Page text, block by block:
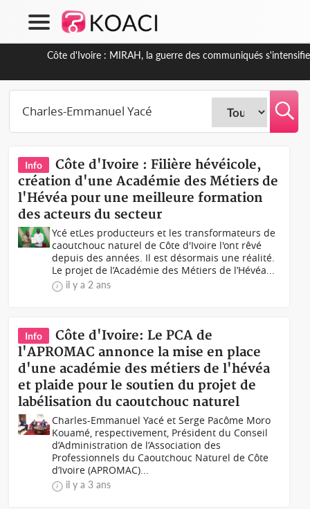
Côte d'Ivoire : MIRAH, la guerre des communiqués
Info
Côte d'Ivoire : Filière hévéicole,
création d'une Académie des Métiers de
l'Hévéa pour une meilleure formation
des acteurs du secteur
Ycé etLes producteurs et les transformateurs de
caoutchouc naturel de Côte d'Ivoire l'ont rêvé
depuis des années. Il est désormais une réalité.
Le projet de l’Académie des Métiers de l’Hévéa...
il y a 2 ans
Info
Côte d'Ivoire: Le PCA de
l'APROMAC annonce la mise en place
d'une académie des métiers de l'hévéa
et plaide pour le soutien du projet de
labélisation du caoutchouc naturel
Charles-Emmanuel Yacé et Serge Pacôme Moro
Kouamé, respectivement, Président du Conseil
d’Administration de l’Association des
Professionnels du Caoutchouc Naturel de Côte
d’Ivoire (APROMAC)...
il y a 3 ans